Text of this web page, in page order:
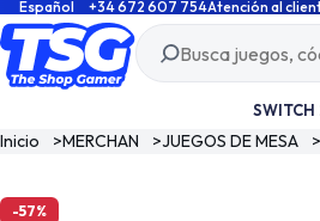
Español +34 672 607 754Atención al
SWITCH
Inicio >MERCHAN >JUEGOS DE MESA >
-57%